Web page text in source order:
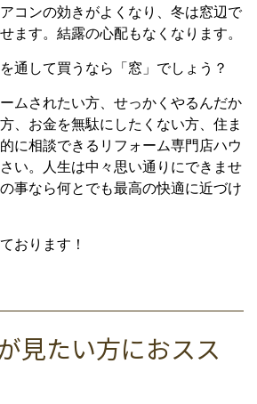
コンの効きがよくなり、冬は窓辺で
ます。結露の心配もなくなります。
通して買うなら「窓」でしょう？
ムされたい方、せっかくやるんだか
、お金を無駄にしたくない方、住ま
に相談できるリフォーム専門店ハウ
い。人生は中々思い通りにできませ
事なら何とでも最高の快適に近づけ
おります！
見たい方におスス